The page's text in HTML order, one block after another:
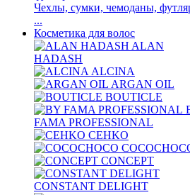
Чехлы, сумки, чемоданы,
...
Косметика для волос
ALAN
HADASH
ALCINA
ARGAN OIL
BOUTICLE
FAMA PROFESSIONAL
CEHKO
CONCEPT
CONSTANT DELIGHT